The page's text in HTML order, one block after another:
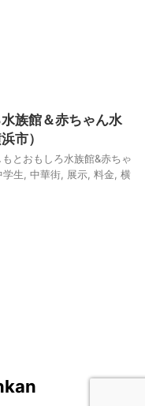
族館＆赤ちゃん水
市）
もとおもしろ水族館&赤ちゃ
学生 中華街 展示 料金 横